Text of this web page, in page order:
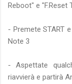
Reboot" e "F.Reset
- Premete START
Note 3
- Aspettate
riavvierà e partirà